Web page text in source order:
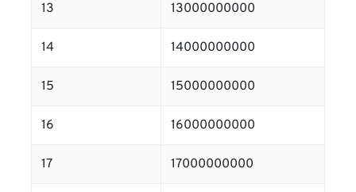
13 13000000000
14 14000000000
15 15000000000
16 16000000000
17 17000000000